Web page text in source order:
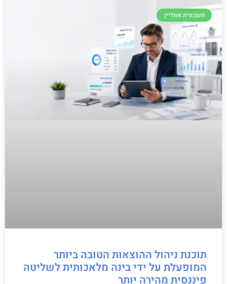
חשבונית אונליין
תוכנת ניהול ההוצאות הטובה ביותר
המופעלת על ידי בינה מלאכותית לשליטה
פיננסית מהירה יותר